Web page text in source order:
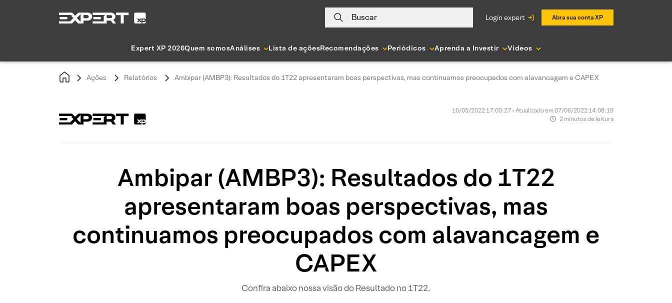
Buscar login expert Abra sua conta XP
Expert XP 2026Quem somosAnálises Lista de açõesRecomendações Periódicos Aprenda a Investir Vídeos
Ações Relatórios Ambipar (AMBP3): Resultados do 1T22 apresentaram boas perspectivas, mas continuamos preocupados com alavancagem e CAPEX
16/05/2022 17:00:27 • Atualizado em 07/06/2022 14:08:19
2 minutos de leitura
Ambipar (AMBP3): Resultados do 1T22
apresentaram boas perspectivas, mas
continuamos preocupados com alavancagem e
CAPEX
Confira abaixo nossa visão do Resultado no 1T22.